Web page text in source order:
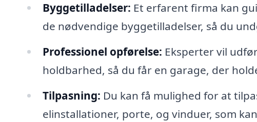
Byggetilladelser: Et erfarent firma kan
de nødvendige byggetilladelser, så du
Professionel opførelse: Eksperter vil
holdbarhed, så du får en garage, der
Tilpasning: Du kan få mulighed for at
elinstallationer, porte, og vinduer, som